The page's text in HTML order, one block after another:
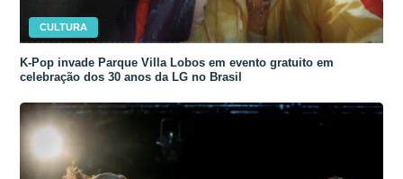
CULTURA
K-Pop invade Parque Villa Lobos em evento gratuito em
celebração dos 30 anos da LG no Brasil